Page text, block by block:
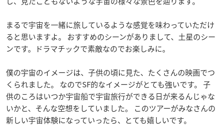
まるで宇宙を一緒に旅しているような感覚を味わっていただけ
ると思いますよ。 おすすめのシーンがありまして、土星のシー
ンです。ドラマチックで素敵なのでお楽しみに。
僕の宇宙のイメージは、子供の頃に見た、たくさんの映画でつ
くられました。 なのでSF的なイメージがとても強いです。 子
供のころはいつか宇宙船で宇宙旅行ができる日が来るんじゃな
いかと、そんな空想をしていました。 このツアーがみなさんの
新しい宇宙体験になっていったら、とても嬉しいです。